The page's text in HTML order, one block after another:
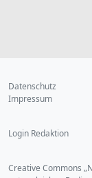
Datenschutz
Impressum
Login Redaktion
Creative Commons